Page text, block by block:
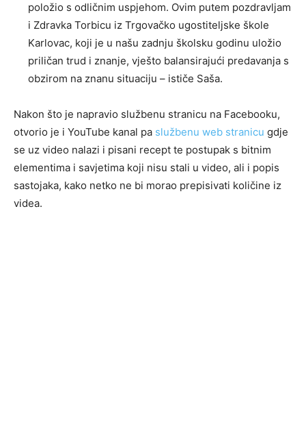
položio s odličnim uspjehom. Ovim putem pozdravljam
i Zdravka Torbicu iz Trgovačko ugostiteljske škole
Karlovac, koji je u našu zadnju školsku godinu uložio
priličan trud i znanje, vješto balansirajući predavanja s
obzirom na znanu situaciju – ističe Saša.
Nakon što je napravio službenu stranicu na Facebooku,
otvorio je i YouTube kanal pa službenu web stranicu gdje
se uz video nalazi i pisani recept te postupak s bitnim
elementima i savjetima koji nisu stali u video, ali i popis
sastojaka, kako netko ne bi morao prepisivati količine iz
videa.